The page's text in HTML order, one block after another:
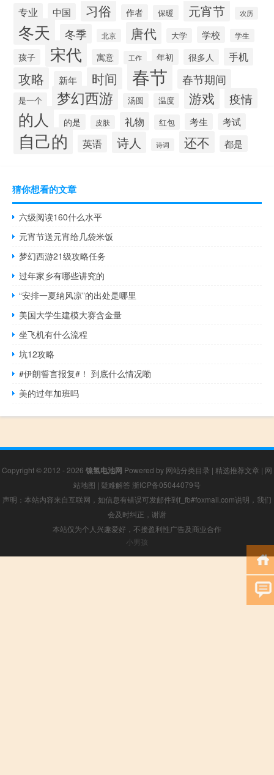
专业 中国 习俗 作者 保暖 元宵节 农历
冬天 冬季 北京 唐代 大学 学校 学生
孩子 宋代 寓意 工作 年初 很多人 手机
攻略 新年 时间 春节 春节期间
是一个 梦幻西游 汤圆 温度 游戏 疫情
的人 的是 皮肤 礼物 红包 考生 考试
自己的 英语 诗人 诗词 还不 都是
猜你想看的文章
六级阅读160什么水平
元宵节送元宵给几袋米饭
梦幻西游21级攻略任务
过年家乡有哪些讲究的
“安排一夏纳风凉”的出处是哪里
美国大学生建模大赛含金量
坐飞机有什么流程
坑12攻略
#伊朗誓言报复#！ 到底什么情况嘞
美的过年加班吗
Copyright © 2012 - 2026 镍氢电池网 Powered by 网站分类目录 | 精选推荐文章 | 网
站地图 | 疑难解答 浙ICP备05044079号
声明：本站内容来自互联网，如信息有错误可发邮件到f_fb#foxmail.com说明，我们
会及时纠正，谢谢
本站仅为个人兴趣爱好，不接盈利性广告及商业合作
小男孩